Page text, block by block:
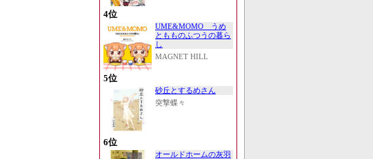
4位
UME&MOMO うめ
ともものふつうの暮ら
し
MAGNET HILL
5位
砂丘とするめさん
突撃蝶々
6位
オールドホームの灰羽